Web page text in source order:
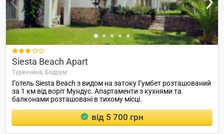

Siesta Beach Apart
Туреччина, Бодрум
Готель Siesta Beach з видом на затоку Гумбет розташований
за 1 км від воріт Мундус. Апартаменти з кухнями та
балконами розташовані в тихому місці.
від 5 700 грн